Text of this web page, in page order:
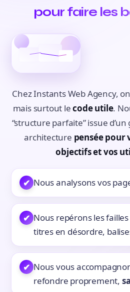
pour faire les
Chez Instants Web Agency,
mais surtout lecode utile.
“structure parfaite” issue
architecture pensée pour
objectifs et vos
✔ Nous analysons vos
✔ Nous repérons les
titres en désordre,
✔ Nous vous
refondre proprement,